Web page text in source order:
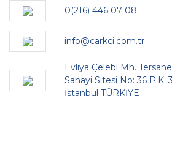
0(216) 446 07 08
info@carkci.com.tr
Evliya Çelebi Mh.
Sanayi Sitesi No: 36 P.K.
İstanbul TÜRKİYE